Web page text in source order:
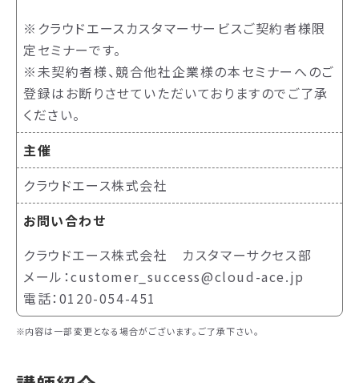
※クラウドエースカスタマーサービスご契約者様限
定セミナーです。
※未契約者様、競合他社企業様の本セミナーへのご
登録はお断りさせていただいておりますのでご了承
ください。
主催
クラウドエース株式会社
お問い合わせ
クラウドエース株式会社 カスタマーサクセス部
メール：customer_success@cloud-ace.jp
電話：0120-054-451
内容は一部変更となる場合がございます。ご了承下さい。